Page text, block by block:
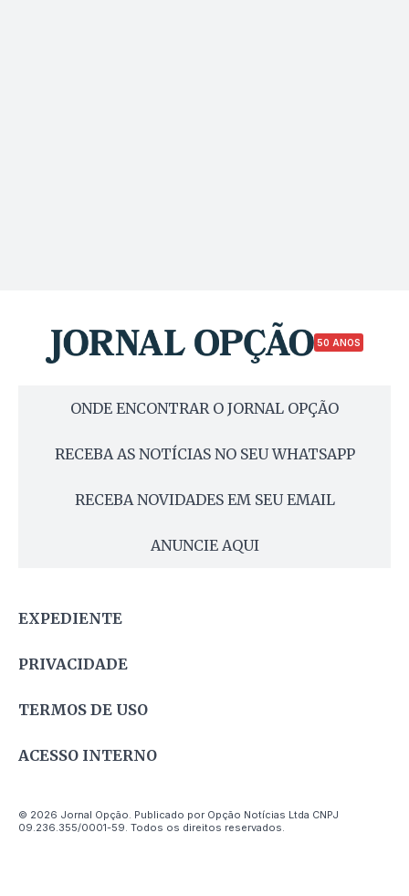
50 ANOS
ONDE ENCONTRAR O JORNAL OPÇÃO
RECEBA AS NOTÍCIAS NO SEU WHATSAPP
RECEBA NOVIDADES EM SEU EMAIL
ANUNCIE AQUI
EXPEDIENTE
PRIVACIDADE
TERMOS DE USO
ACESSO INTERNO
© 2026 Jornal Opção. Publicado por Opção Notícias Ltda CNPJ
09.236.355/0001-59. Todos os direitos reservados.